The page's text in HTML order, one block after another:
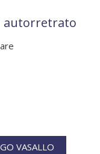
autorretrato
VASALLO